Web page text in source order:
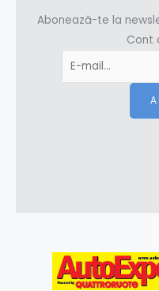
Abonează-te la
Cont